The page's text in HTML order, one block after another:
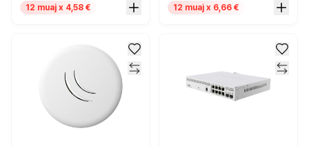
12 muaj x 4,58 €
Ethernet, PoE 802.3af/at,
12 muaj x 6,66 €